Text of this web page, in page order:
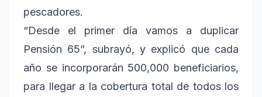
pescadores.
“Desde el primer día vamos a duplicar
Pensión 65”, subrayó, y explicó que cada
año se incorporarán 500,000 beneficiarios,
para llegar a la cobertura total de todos los